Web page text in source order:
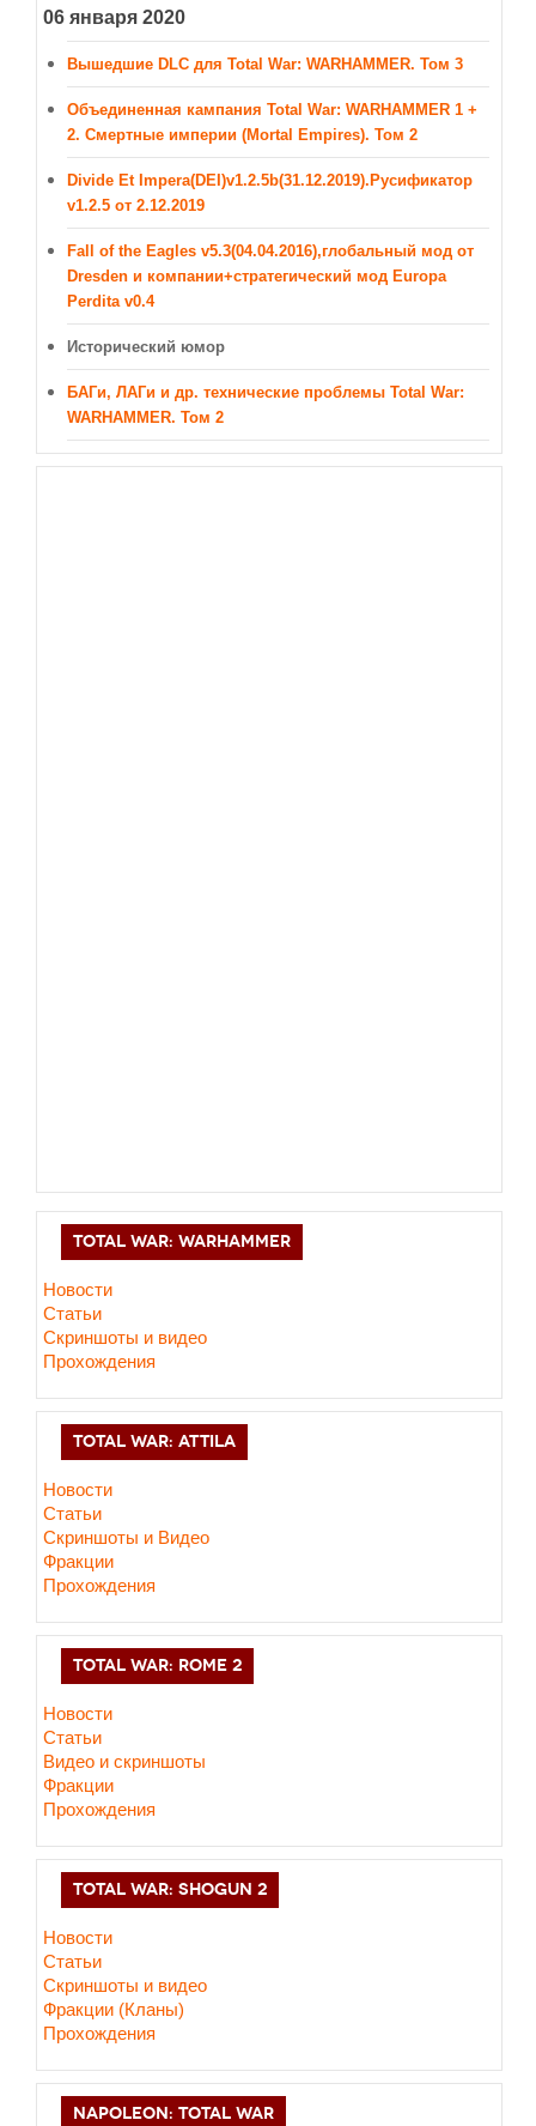
06 января 2020
Вышедшие DLC для Total War: WARHAMMER. Том 3
Объединенная кампания Total War: WARHAMMER 1 +
2. Смертные империи (Mortal Empires). Том 2
Divide Et Impera(DEI)v1.2.5b(31.12.2019).Русификатор
v1.2.5 от 2.12.2019
Fall of the Eagles v5.3(04.04.2016),глобальный мод от
Dresden и компании+стратегический мод Europa
Perdita v0.4
Исторический юмор
БАГи, ЛАГи и др. технические проблемы Total War:
WARHAMMER. Том 2
TOTAL WAR: WARHAMMER
Новости
Статьи
Скриншоты и видео
Прохождения
TOTAL WAR: ATTILA
Новости
Статьи
Скриншоты и Видео
Фракции
Прохождения
TOTAL WAR: ROME 2
Новости
Статьи
Видео и скриншоты
Фракции
Прохождения
TOTAL WAR: SHOGUN 2
Новости
Статьи
Cкриншоты и видео
Фракции (Кланы)
Прохождения
NAPOLEON: TOTAL WAR